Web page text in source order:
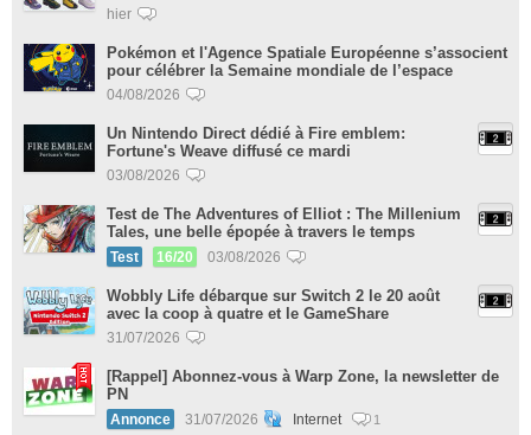
hier
Pokémon et l'Agence Spatiale Européenne s’associent
pour célébrer la Semaine mondiale de l’espace
04/08/2026
Un Nintendo Direct dédié à Fire emblem:
Fortune's Weave diffusé ce mardi
03/08/2026
Test de The Adventures of Elliot : The Millenium
Tales, une belle épopée à travers le temps
Test 16/20 03/08/2026
Wobbly Life débarque sur Switch 2 le 20 août
avec la coop à quatre et le GameShare
31/07/2026
[Rappel] Abonnez-vous à Warp Zone, la newsletter de
PN
Annonce 31/07/2026 Internet 1